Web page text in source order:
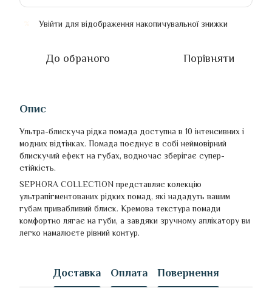
Увійти для відображення накопичувальної знижки
До обраного Порівняти
Опис
Ультра-блискуча рідка помада доступна в 10 інтенсивних і
модних відтінках. Помада поєднує в собі неймовірний
блискучий ефект на губах, водночас зберігає супер-
стійкість.
SEPHORA COLLECTION представляє колекцію
ультрапігментованих рідких помад, які нададуть вашим
губам привабливий блиск. Кремова текстура помади
комфортно лягає на губи, а завдяки зручному аплікатору ви
легко намалюєте рівний контур.
Доставка Оплата Повернення